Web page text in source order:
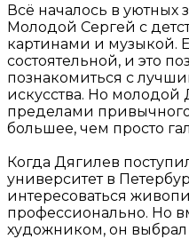
Всё началось в уютных
Молодой Сергей с
картинами и музыкой.
состоятельной, и это
познакомиться с
искусства. Но молодой
пределами
большее, чем просто
Когда Дягилев
университет в
интересоваться
профессионально. Но
художником, он